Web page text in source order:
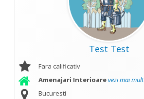
Test Test
Fara calificativ
Amenajari Interioarevezi mai mult
Bucuresti